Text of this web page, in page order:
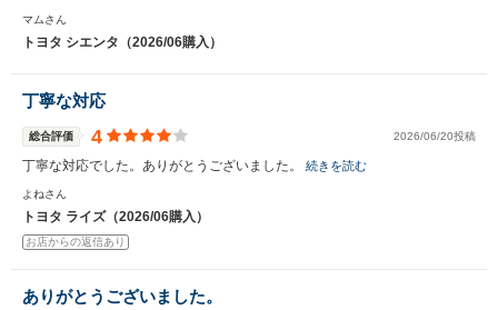
マムさん
トヨタ シエンタ（2026/06購入）
丁寧な対応
総合評価 4 2026/06/20投稿
丁寧な対応でした。ありがとうございました。 続きを読む
よねさん
トヨタ ライズ（2026/06購入）
お店からの返信あり
ありがとうございました。